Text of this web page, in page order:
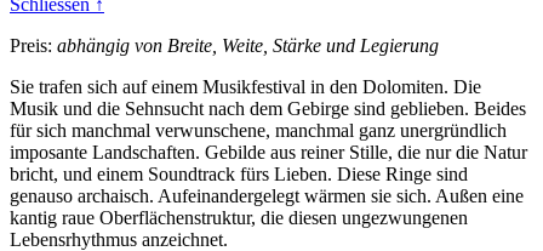
Preis: abhängig von Breite, Weite, Stärke und Legierung
Sie trafen sich auf einem Musikfestival in den Dolomiten. Die
Musik und die Sehnsucht nach dem Gebirge sind geblieben. Beides
für sich manchmal verwunschene, manchmal ganz unergründlich
imposante Landschaften. Gebilde aus reiner Stille, die nur die Natur
bricht, und einem Soundtrack fürs Lieben. Diese Ringe sind
genauso archaisch. Aufeinandergelegt wärmen sie sich. Außen eine
kantig raue Oberflächenstruktur, die diesen ungezwungenen
Lebensrhythmus anzeichnet.